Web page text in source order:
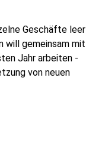
Geschäfte leer
will gemeinsam mit
Jahr arbeiten -
von neuen